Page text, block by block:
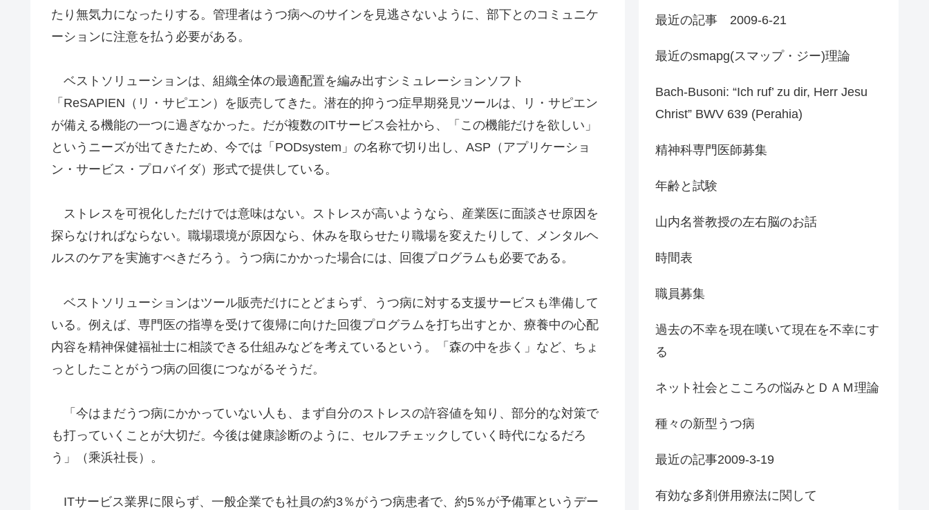
たり無気力になったりする。管理者はうつ病へのサインを見逃さないように、部下とのコミュニケ
ーションに注意を払う必要がある。
ベストソリューションは、組織全体の最適配置を編み出すシミュレーションソフト
「ReSAPIEN（リ・サピエン）を販売してきた。潜在的抑うつ症早期発見ツールは、リ・サピエン
が備える機能の一つに過ぎなかった。だが複数のITサービス会社から、「この機能だけを欲しい」
というニーズが出てきたため、今では「PODsystem」の名称で切り出し、ASP（アプリケーショ
ン・サービス・プロバイダ）形式で提供している。
ストレスを可視化しただけでは意味はない。ストレスが高いようなら、産業医に面談させ原因を
探らなければならない。職場環境が原因なら、休みを取らせたり職場を変えたりして、メンタルヘ
ルスのケアを実施すべきだろう。うつ病にかかった場合には、回復プログラムも必要である。
ベストソリューションはツール販売だけにとどまらず、うつ病に対する支援サービスも準備して
いる。例えば、専門医の指導を受けて復帰に向けた回復プログラムを打ち出すとか、療養中の心配
内容を精神保健福祉士に相談できる仕組みなどを考えているという。「森の中を歩く」など、ちょ
っとしたことがうつ病の回復につながるそうだ。
「今はまだうつ病にかかっていない人も、まず自分のストレスの許容値を知り、部分的な対策で
も打っていくことが大切だ。今後は健康診断のように、セルフチェックしていく時代になるだろ
う」（乘浜社長）。
ITサービス業界に限らず、一般企業でも社員の約3％がうつ病患者で、約5％が予備軍というデー
最近の記事 2009-6-21
最近のsmapg(スマップ・ジー)理論
Bach-Busoni: “Ich ruf’ zu dir, Herr Jesu
Christ” BWV 639 (Perahia)
精神科専門医師募集
年齢と試験
山内名誉教授の左右脳のお話
時間表
職員募集
過去の不幸を現在嘆いて現在を不幸にす
る
ネット社会とこころの悩みとＤＡＭ理論
種々の新型うつ病
最近の記事2009-3-19
有効な多剤併用療法に関して